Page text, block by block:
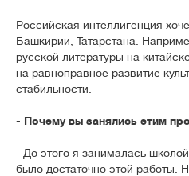
Российская интеллигенция
Башкирии, Татарстана.
русской литературы на
на равноправное развитие
стабильности.
- Почему вы занялись этим
- До этого я занималась
было достаточно этой работы.